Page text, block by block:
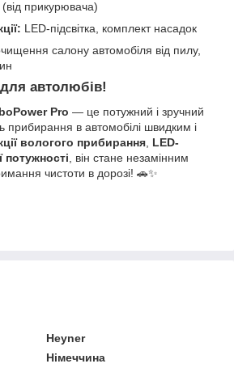
прикурювача)
LED-підсвітка, комплект насадок
салону автомобіля від пилу,
автолюбів!
Pro — це потужний і зручний
прибирання в автомобілі швидким і
вологого прибирання LED-
потужності , він стане незамінним
чистоти в дорозі! 🚗✨
Heyner
Німеччина